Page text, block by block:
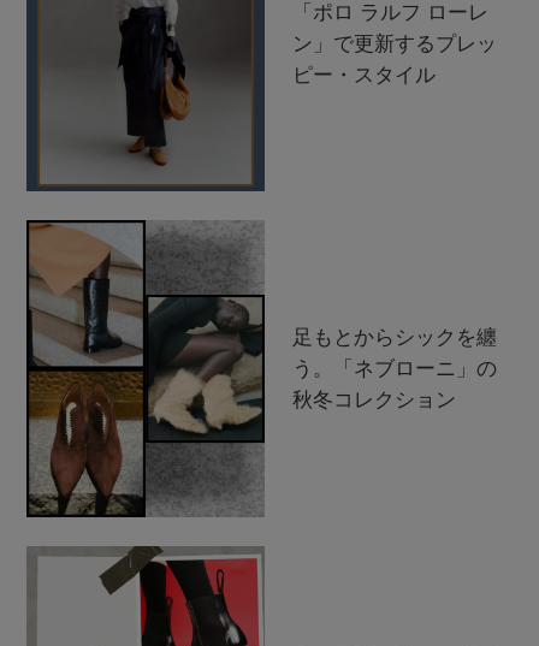
「ポロ ラルフ ローレ
ン」で更新するプレッ
ピー・スタイル
足もとからシックを纏
う。「ネブローニ」の
秋冬コレクション